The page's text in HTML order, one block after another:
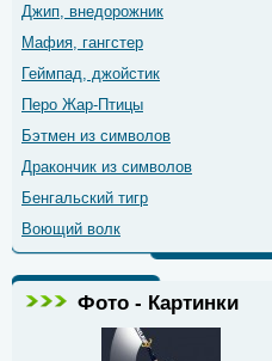
Джип, внедорожник
Мафия, гангстер
Геймпад, джойстик
Перо Жар-Птицы
Бэтмен из символов
Дракончик из символов
Бенгальский тигр
Воющий волк
Фото - Картинки